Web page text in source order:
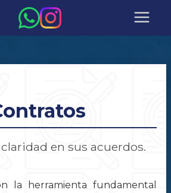
en sus acuerdos.
la herramienta fundamental